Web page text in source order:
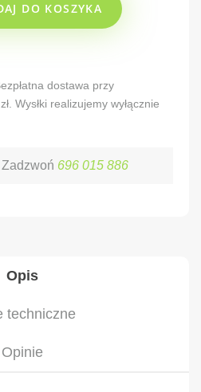
DO KOSZYKA
dostawa przy
Wysłki realizujemy wyłącznie
696 015 886
Opis
techniczne
Opinie